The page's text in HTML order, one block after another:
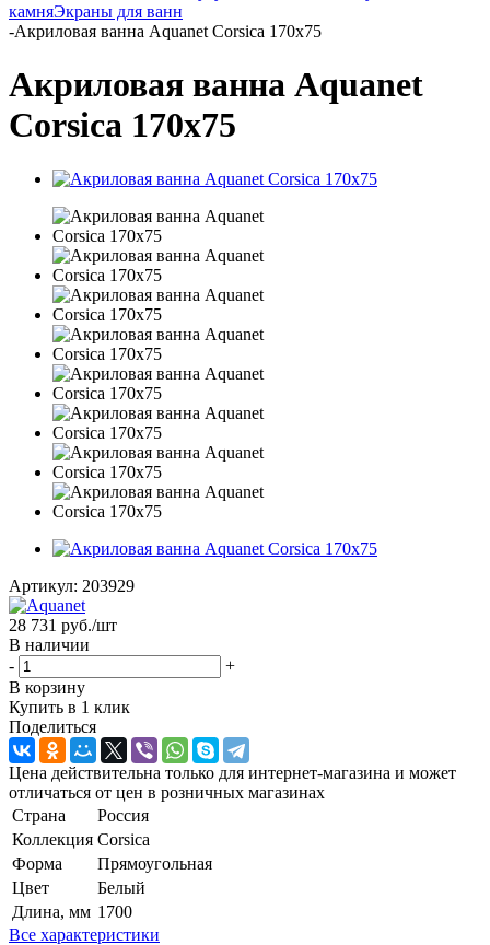
камняЭкраны для ванн
-Акриловая ванна Aquanet Corsica 170x75
Акриловая ванна Aquanet
Corsica 170x75
Артикул: 203929
28 731 руб./шт
В наличии
-
+
В корзину
Купить в 1 клик
Поделиться
Цена действительна только для интернет-магазина и может
отличаться от цен в розничных магазинах
Страна
Россия
Коллекция Corsica
Форма
Прямоугольная
Цвет
Белый
Длина, мм 1700
Все характеристики